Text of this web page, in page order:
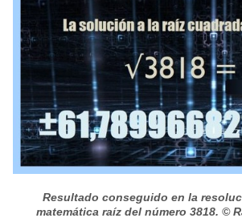
Resultado conseguido en la
matemática raíz del número 3818. ©